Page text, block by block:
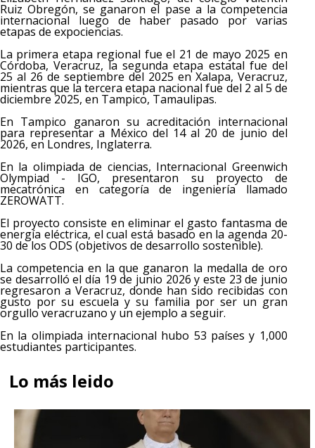
Ruiz Obregón, se ganaron el pase a la competencia
internacional luego de haber pasado por varias
etapas de expociencias.
La primera etapa regional fue el 21 de mayo 2025 en
Córdoba, Veracruz, la segunda etapa estatal fue del
25 al 26 de septiembre del 2025 en Xalapa, Veracruz,
mientras que la tercera etapa nacional fue del 2 al 5 de
diciembre 2025, en Tampico, Tamaulipas.
En Tampico ganaron su acreditación internacional
para representar a México del 14 al 20 de junio del
2026, en Londres, Inglaterra.
En la olimpiada de ciencias, Internacional Greenwich
Olympiad - IGO, presentaron su proyecto de
mecatrónica en categoría de ingeniería llamado
ZEROWATT.
El proyecto consiste en eliminar el gasto fantasma de
energía eléctrica, el cual está basado en la agenda 20-
30 de los ODS (objetivos de desarrollo sostenible).
La competencia en la que ganaron la medalla de oro
se desarrolló el día 19 de junio 2026 y este 23 de junio
regresaron a Veracruz, donde han sido recibidas con
gusto por su escuela y su familia por ser un gran
orgullo veracruzano y un ejemplo a seguir.
En la olimpiada internacional hubo 53 países y 1,000
estudiantes participantes.
Lo más leido